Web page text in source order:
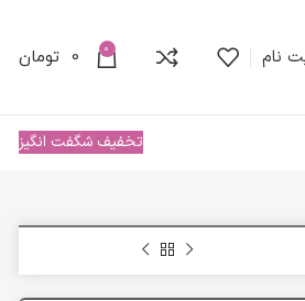
نام 0
0 تومان
تخفیف شگفت انگیز